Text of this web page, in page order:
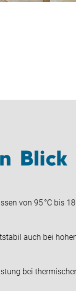
Blick
von 95 °C bis
auch bei
bei thermischer